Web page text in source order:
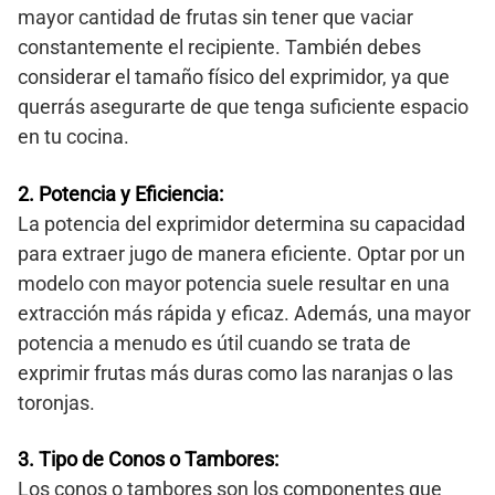
mayor cantidad de frutas sin tener que vaciar
constantemente el recipiente. También debes
considerar el tamaño físico del exprimidor, ya que
querrás asegurarte de que tenga suficiente espacio
en tu cocina.
2. Potencia y Eficiencia:
La potencia del exprimidor determina su capacidad
para extraer jugo de manera eficiente. Optar por un
modelo con mayor potencia suele resultar en una
extracción más rápida y eficaz. Además, una mayor
potencia a menudo es útil cuando se trata de
exprimir frutas más duras como las naranjas o las
toronjas.
3. Tipo de Conos o Tambores:
Los conos o tambores son los componentes que